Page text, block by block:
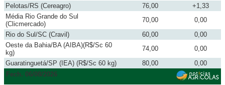
Pelotas/RS (Cereagro)
76,00
+1,33
Média Rio Grande do Sul
(Clicmercado)
70,00
0,00
Rio do Sul/SC (Cravil)
60,00
0,00
Oeste da Bahia/BA (AIBA)(R$/Sc 60
kg)
74,00
0,00
Guaratinguetá/SP (IEA) (R$/Sc 60 kg)
80,00
0,00
Fech. 06/08/2026